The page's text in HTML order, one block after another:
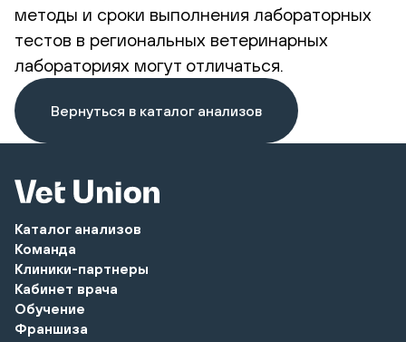
методы и сроки выполнения лабораторных
тестов в региональных ветеринарных
лабораториях могут отличаться.
Вернуться в каталог анализов
Каталог анализов
Команда
Клиники-партнеры
Кабинет врача
Обучение
Франшиза